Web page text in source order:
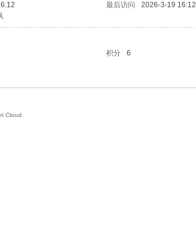
最后访问 2026-3-19 16:12
积分 6
Cloud.